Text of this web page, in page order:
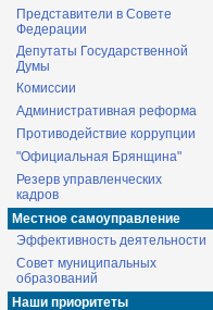
Представители в Совете
Федерации
Депутаты Государственной
Думы
Комиссии
Административная реформа
Противодействие коррупции
"Официальная Брянщина"
Резерв управленческих
кадров
Местное самоуправление
Эффективность деятельности
Совет муниципальных
образований
Наши приоритеты